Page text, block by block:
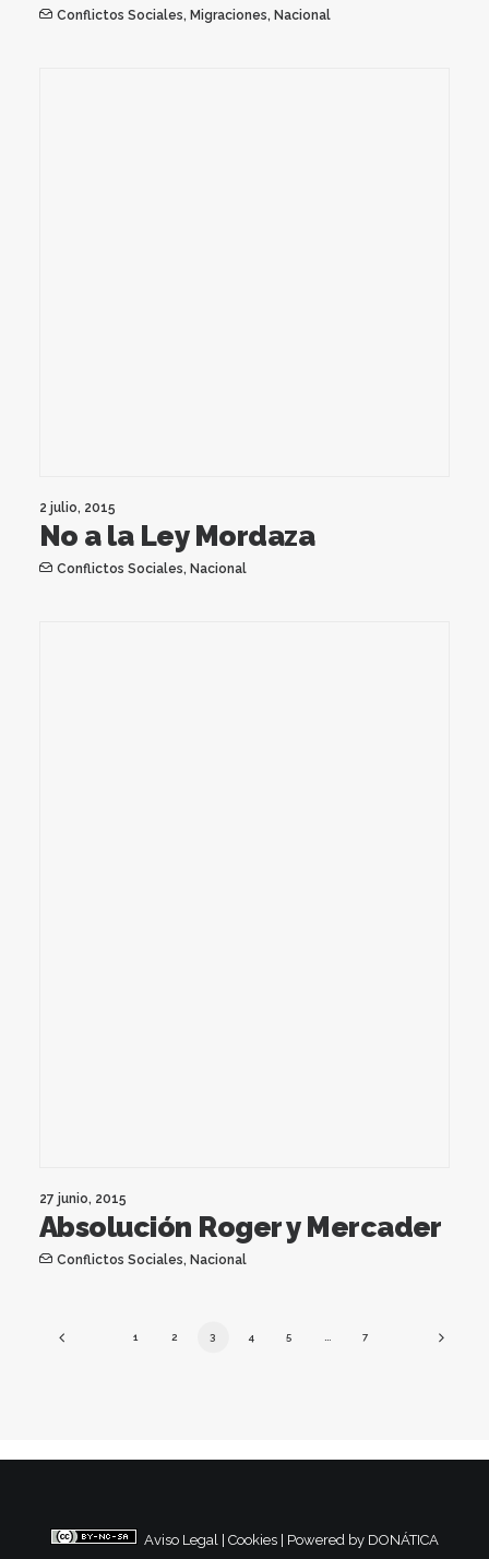
Conflictos Sociales, Migraciones, Nacional
2 julio, 2015
No a la Ley Mordaza
Conflictos Sociales, Nacional
27 junio, 2015
Absolución Roger y Mercader
Conflictos Sociales, Nacional
1 2 3 4 5 7
Aviso Legal Cookies Powered by DONÁTICA